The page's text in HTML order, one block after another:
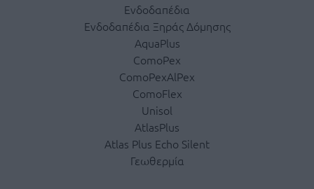
Ενδοδαπέδια
Ενδοδαπέδια Ξηράς Δόμησης
AquaPlus
ComoPex
ComoPexAlPex
ComoFlex
Unisol
AtlasPlus
Atlas Plus Echo Silent
Γεωθερμία